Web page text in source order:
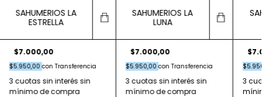
SAHUMERIOS LA
ESTRELLA
$7.000,00
$5.950,00con Transferencia
SAHUMERIOS LA
LUNA
$7.000,00
$5.950,00con Transferencia